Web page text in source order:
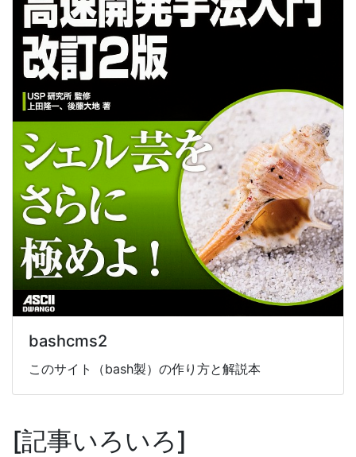
bashcms2
このサイト（bash製）の作り方と解説本
記事いろいろ